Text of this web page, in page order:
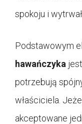
spokoju i
Podstawowym
hawańczyka jest
potrzebują
właściciela.
akceptowane